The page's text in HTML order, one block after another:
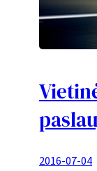
2016-07-04